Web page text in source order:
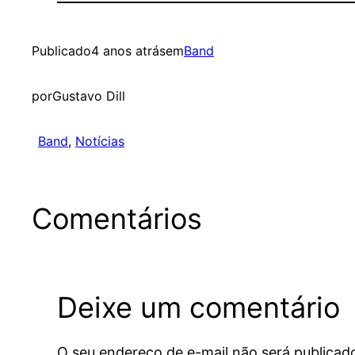
Publicado4 anos atrásemBand
porGustavo Dill
Band, Notícias
Comentários
Deixe um comentário